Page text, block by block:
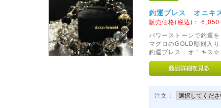
釣運ブレス オニキ
販売価格(税込)：6,050
パワーストーンで釣運
マグロのGOLD彫刻入
釣運ブレス オニキス☆
注文：